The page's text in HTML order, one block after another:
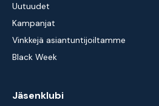
Uutuudet
Kampanjat
Vinkkejä asiantuntijoiltamme
Black Week
Jäsenklubi